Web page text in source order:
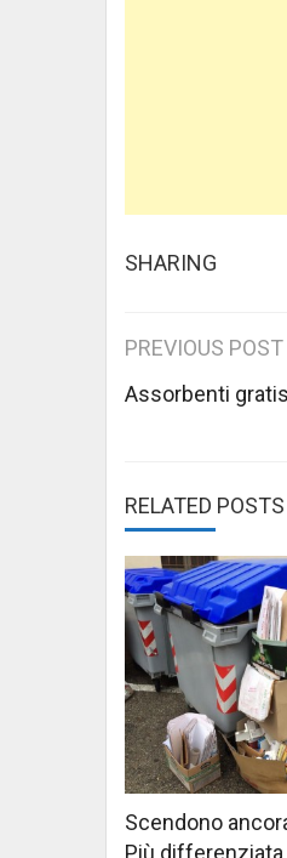
SHARING
Post
PREVIOUS POST
Assorbenti
RELATED POSTS
Scendono
Più differenziata